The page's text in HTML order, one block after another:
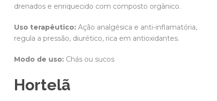
drenados e enriquecido com composto orgânico.
Uso terapêutico: Ação analgésica e anti-inflamatória,
regula a pressão, diurético, rica em antioxidantes.
Modo de uso: Chás ou sucos
Hortelã